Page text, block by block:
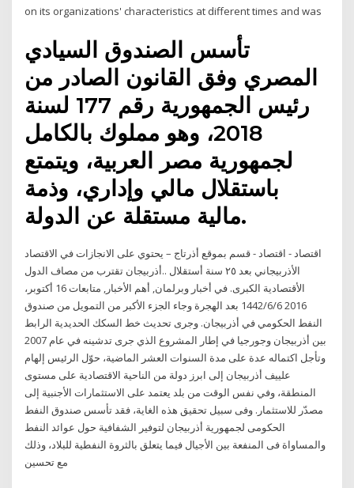
on its organizations' characteristics at different times and was
تأسس الصندوق السيادي
المصري وفق القانون الصادر من
رئيس الجمهورية رقم 177 لسنة
2018، وهو مملوك بالكامل
لجمهورية مصر العربية، ويتمتع
باستقلال مالي وإداري، وذمة
مالية مستقلة عن الدولة.
اقتصاد - اقتصاد - قسم بموقع أذرتاج – يحتوي على الانجازات في الاقتصاد
الأذربيجاني بعد ٢٥ سنة أستقلال ..أذربيجان تقترب من مصاف الدول
الأقتصادية الكبرى. في أخبار وبرلمان, أهم اﻷخبار, متابعات 16 أكتوبر،
2016 6‏‏/6‏‏/1442 بعد الهجرة وجاء الجزء الأكبر من التمويل من صندوق
النفط الحكومي في أذربيجان. وجرى تحديث خط السكك الحديدية الرابط
بين أذربيجان وجورجيا في إطار المشروع الذي جرى تدشينه في عام 2007
وتأجل اكتماله عدة على مدة السنوات العشر الماضية، حوّل الرئيس إلهام
علييف أذربيجان إلى ابرز دولة من الناحية الاقتصادية على مستوى
المنطقة، وفي نفس الوقت من بلد يعتمد على الاستثمارات الأجنبية إلى
مصدّر للاستثمار. وفى سبيل تحقيق هذه الغاية، فقد تأسس صندوق النفط
الحكومى لجمهورية أذربيجان لتوفير الشفافية حول عوائد النفط
والمساواة فى المنفعة بين الأجيال فيما يتعلق بالثروة النفطية للبلاد، وذلك
مع تحسين